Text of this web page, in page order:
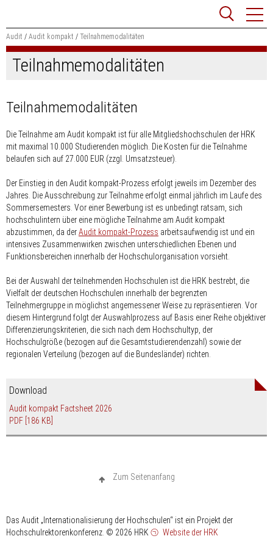
springen
Suchbegriff
Audit Audit kompakt Teilnahmemodalitäten
Teilnahmemodalitäten
Teilnahmemodalitäten
Die Teilnahme am Audit kompakt ist für alle Mitgliedshochschulen der HRK
mit maximal 10.000 Studierenden möglich. Die Kosten für die Teilnahme
belaufen sich auf 27.000 EUR (zzgl. Umsatzsteuer).
Der Einstieg in den Audit kompakt-Prozess erfolgt jeweils im Dezember des
Jahres. Die Ausschreibung zur Teilnahme erfolgt einmal jährlich im Laufe des
Sommersemesters. Vor einer Bewerbung ist es unbedingt ratsam, sich
hochschulintern über eine mögliche Teilnahme am Audit kompakt
abzustimmen, da derAudit kompakt-Prozess arbeitsaufwendig ist und ein
intensives Zusammenwirken zwischen unterschiedlichen Ebenen und
Funktionsbereichen innerhalb der Hochschulorganisation vorsieht.
Bei der Auswahl der teilnehmenden Hochschulen ist die HRK bestrebt, die
Vielfalt der deutschen Hochschulen innerhalb der begrenzten
Teilnehmergruppe in möglichst angemessener Weise zu repräsentieren. Vor
diesem Hintergrund folgt der Auswahlprozess auf Basis einer Reihe objektiver
Differenzierungskriterien, die sich nach dem Hochschultyp, der
Hochschulgröße (bezogen auf die Gesamtstudierendenzahl) sowie der
regionalen Verteilung (bezogen auf die Bundesländer) richten.
Download
Audit kompakt Factsheet 2026
PDF [186 KB]
Zum Seitenanfang
Das Audit „Internationalisierung der Hochschulen“ ist ein Projekt der
Hochschulrektorenkonferenz. © 2026 HRK Website der HRK